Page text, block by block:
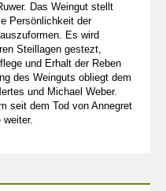
Das Weingut stellt
Persönlichkeit der
Es wird
Steillagen gestezt,
und Erhalt der Reben
des Weinguts obliegt dem
und Michael Weber.
seit dem Tod von Annegret
weiter.